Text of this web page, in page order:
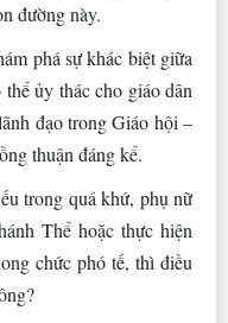
đường này.
phá sự khác biệt giữa
ủy thác cho giáo dân
đạo trong Giáo hội –
thuận đáng kể.
trong quá khứ, phụ nữ
Thể hoặc thực hiện
chức phó tế, thì điều